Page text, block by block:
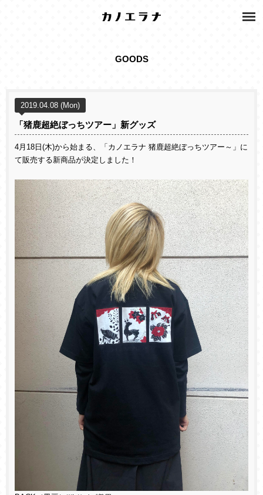
GOODS
2019.04.08 (Mon)
「猪鹿超絶ぼっちツアー」新グッズ
4月18日(木)から始まる、「カノエラナ 猪鹿超絶ぼっちツアー～」に
て販売する新商品が決定しました！